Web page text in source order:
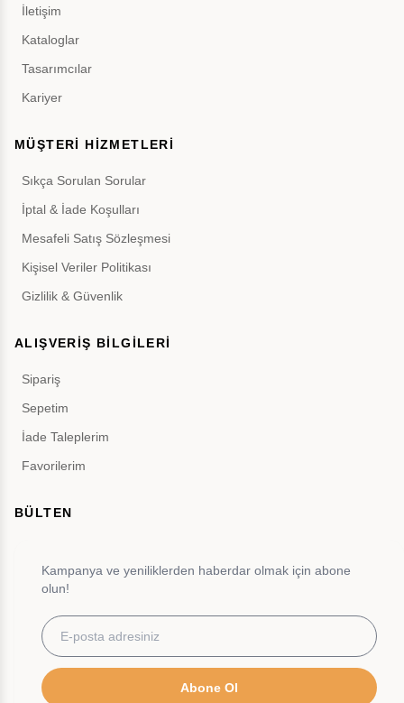
İletişim
Kataloglar
Tasarımcılar
Kariyer
MÜŞTERİ HİZMETLERİ
Sıkça Sorulan Sorular
İptal & İade Koşulları
Mesafeli Satış Sözleşmesi
Kişisel Veriler Politikası
Gizlilik & Güvenlik
ALIŞVERİŞ BİLGİLERİ
Sipariş
Sepetim
İade Taleplerim
Favorilerim
BÜLTEN
Kampanya ve yeniliklerden haberdar olmak için abone
olun!
Abone Ol